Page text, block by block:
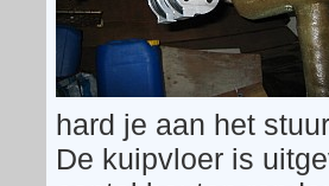
hard je aan het
De kuipvloer is